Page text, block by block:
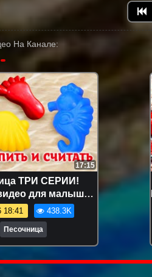
На Канале:
17:15
ТРИ СЕРИИ!
для малышей
игры с песком.
18:41 438.3K
Песочница